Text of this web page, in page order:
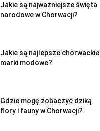
Jakie są najważniejsze święta
narodowe w Chorwacji?
Jakie są najlepsze chorwackie
marki modowe?
Gdzie mogę zobaczyć dziką
flory i fauny w Chorwacji?